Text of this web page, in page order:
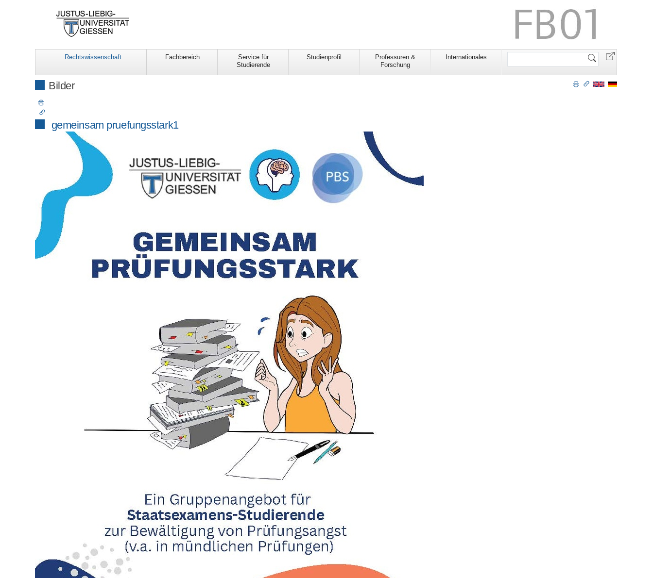
Rechtswissenschaft Fachbereich
Service für
Studierende
Studienprofil
Professuren &
Forschung
Internationales
Website
Bilder
gemeinsam pruefungsstark1